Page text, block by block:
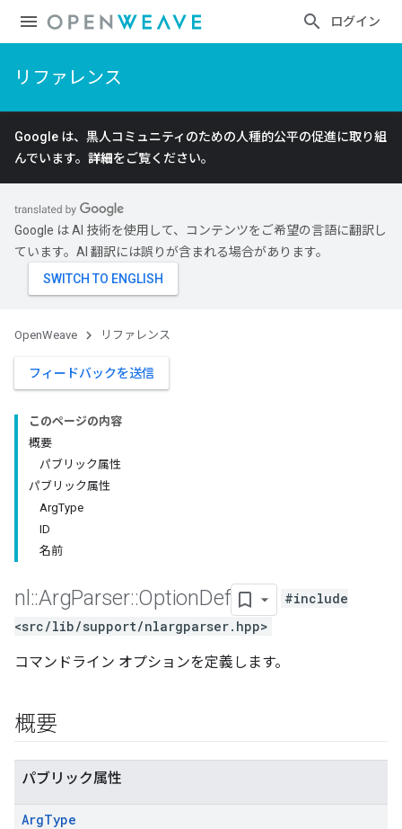
ログイン
リファレンス
Google は、黒人コミュニティのための人種的公平の促進に取り組
んでいます。 詳細をご覧ください。
Google は AI 技術を使用して、コンテンツをご希望の言語に翻訳し
ています。AI 翻訳には誤りが含まれる場合があります。
OpenWeave リファレンス
フィードバックを送信
このページの内容
概要
パブリック属性
パブリック属性
ArgType
ID
名前
nl ::ArgParser::OptionDef
#include
<src/lib/support/nlargparser.hpp>
コマンドライン オプションを定義します。
概要
パブリック属性
ArgType